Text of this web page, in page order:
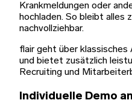
Krankmeldungen oder
hochladen. So bleibt alles
nachvollziehbar.
flair geht über
und bietet zusätzlich
Recruiting und
Individuelle Demo